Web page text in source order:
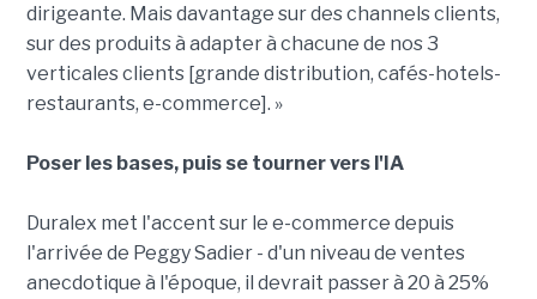
dirigeante. Mais davantage sur des channels clients,
sur des produits à adapter à chacune de nos 3
verticales clients [grande distribution, cafés-hotels-
restaurants, e-commerce]. »
Poser les bases, puis se tourner vers l'IA
Duralex met l'accent sur le e-commerce depuis
l'arrivée de Peggy Sadier - d'un niveau de ventes
anecdotique à l'époque, il devrait passer à 20 à 25%